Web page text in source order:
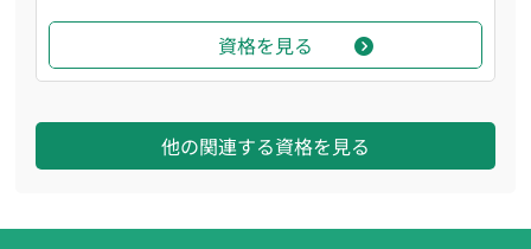
資格を見る
他の関連する資格を見る